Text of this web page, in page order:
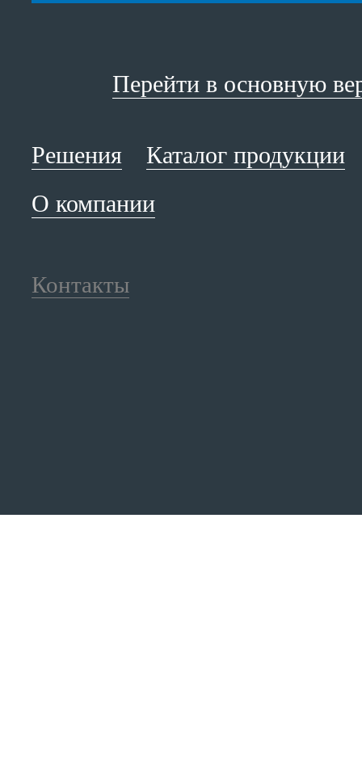
Перейти в основную
Решения
Каталог продукции
О компании
Контакты